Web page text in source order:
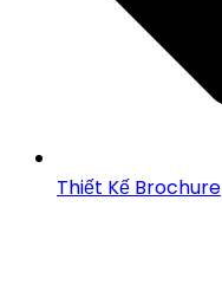
Thiết Kế Brochure